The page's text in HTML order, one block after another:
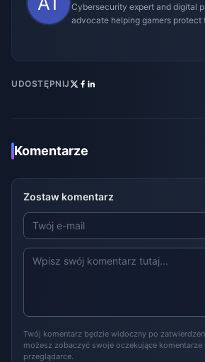
Cybersecurity expert and digital
advocate helping gamers protect
UDOSTĘPNIJ
Komentarze
Zostaw komentarz
Twój komentarz będzie widoczny po
możesz zobaczyć swoje oczekujące komentarze
przeglądarce.